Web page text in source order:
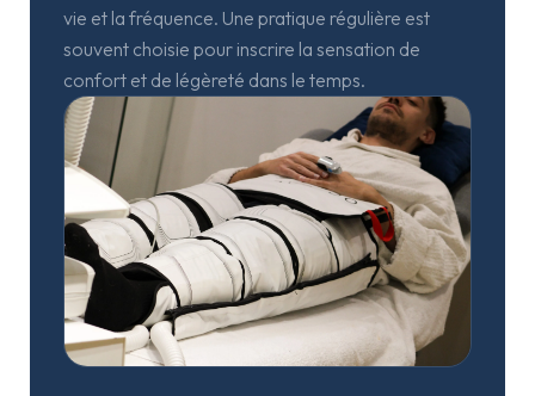
vie et la fréquence. Une pratique régulière est
souvent choisie pour inscrire la sensation de
confort et de légèreté dans le temps.